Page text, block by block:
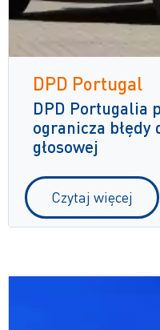
DPD Portugal
DPD Portugalia
ogranicza
głosowej
Czytaj więcej